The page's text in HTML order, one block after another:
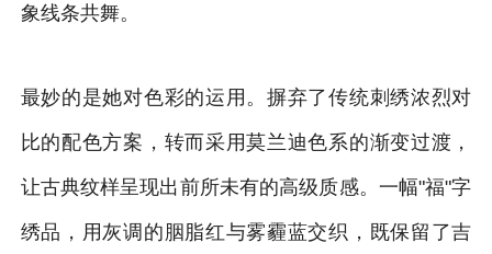
象线条共舞。
最妙的是她对色彩的运用。摒弃了传统刺绣浓烈对
比的配色方案，转而采用莫兰迪色系的渐变过渡，
让古典纹样呈现出前所未有的高级质感。一幅"福"字
绣品，用灰调的胭脂红与雾霾蓝交织，既保留了吉